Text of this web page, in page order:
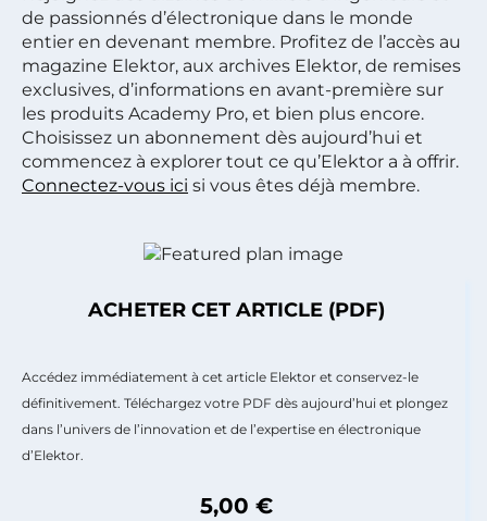
de passionnés d’électronique dans le monde
entier en devenant membre. Profitez de l’accès au
magazine Elektor, aux archives Elektor, de remises
exclusives, d’informations en avant-première sur
les produits Academy Pro, et bien plus encore.
Choisissez un abonnement dès aujourd’hui et
commencez à explorer tout ce qu’Elektor a à offrir.
Connectez-vous ici si vous êtes déjà membre.
ACHETER CET ARTICLE (PDF)
Accédez immédiatement à cet article Elektor et conservez-le
définitivement. Téléchargez votre PDF dès aujourd’hui et plongez
dans l’univers de l’innovation et de l’expertise en électronique
d’Elektor.
5,00 €